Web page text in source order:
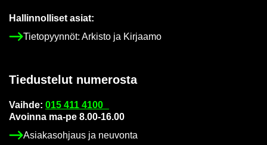
Hal­lin­nol­li­set asiat:
Tie­to­pyyn­nöt: Ar­kis­to ja Kir­jaa­mo
Tie­dus­te­lut nu­me­ros­ta
Vaih­de: 015 411 4100
Avoin­na ma-pe 8.00-16.00
Asia­kas­oh­jaus ja neu­von­ta